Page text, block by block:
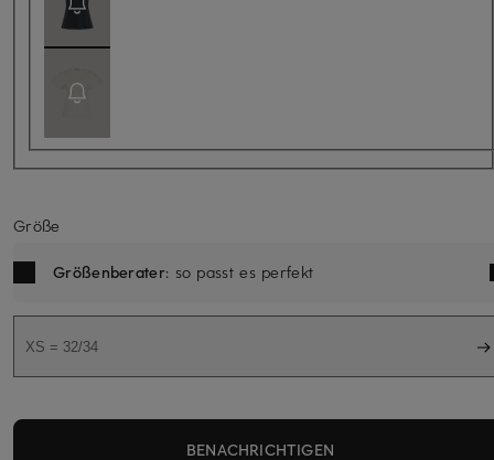
Größe
Größenberater: so passt es perfekt
XS = 32/34
BENACHRICHTIGEN